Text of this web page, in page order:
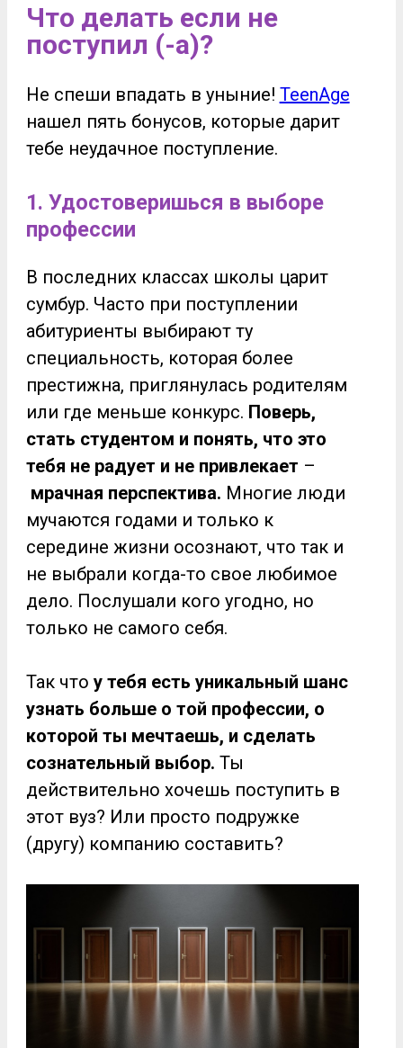
Что делать если не
поступил (-а)?
Не спеши впадать в уныние! TeenAge
нашел пять бонусов, которые дарит
тебе неудачное поступление.
1. Удостоверишься в выборе
профессии
В последних классах школы царит
сумбур. Часто при поступлении
абитуриенты выбирают ту
специальность, которая более
престижна, приглянулась родителям
или где меньше конкурс. Поверь,
стать студентом и понять, что это
тебя не радует и не привлекает –
мрачная перспектива. Многие люди
мучаются годами и только к
середине жизни осознают, что так и
не выбрали когда-то свое любимое
дело. Послушали кого угодно, но
только не самого себя.
Так что у тебя есть уникальный шанс
узнать больше о той профессии, о
которой ты мечтаешь, и сделать
сознательный выбор. Ты
действительно хочешь поступить в
этот вуз? Или просто подружке
(другу) компанию составить?